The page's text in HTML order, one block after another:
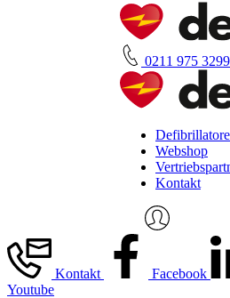
0211 975
Webshop
Kontakt
Kontakt Facebook
Youtube